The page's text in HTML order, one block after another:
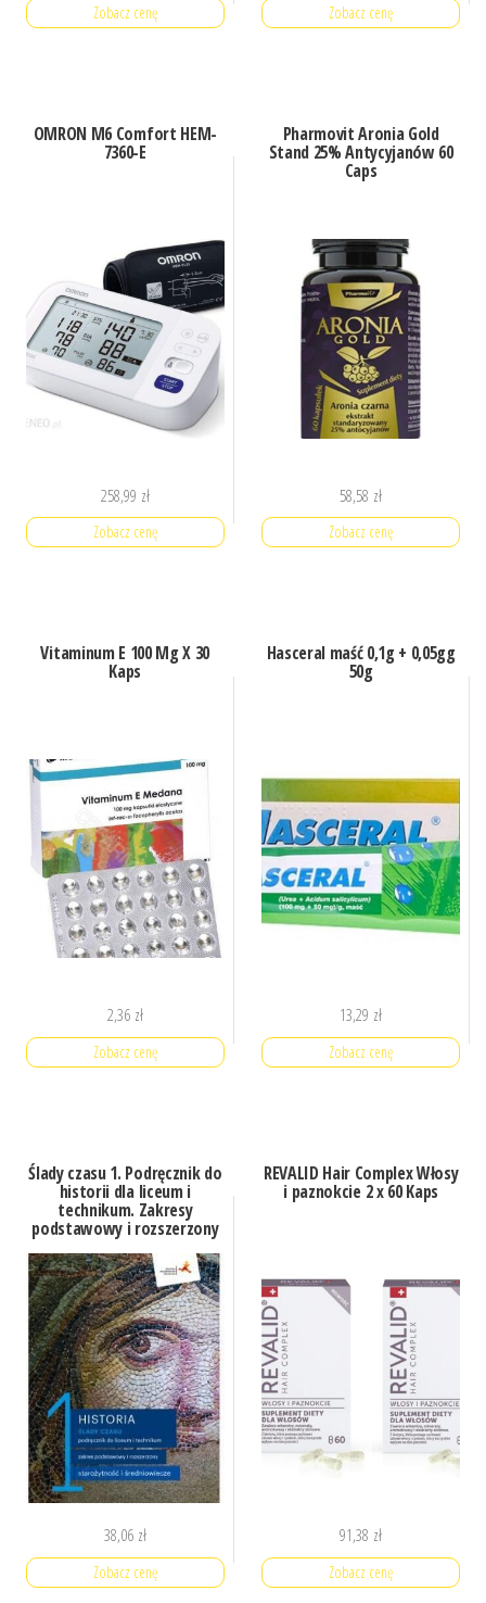
Zobacz cenę Zobacz cenę
OMRON M6 Comfort HEM-
7360-E
258,99 zł
Zobacz cenę
Pharmovit Aronia Gold
Stand 25% Antycyjanów 60
Caps
58,58 zł
Zobacz cenę
Vitaminum E 100 Mg X 30
Kaps
2,36 zł
Zobacz cenę
Hasceral maść 0,1g + 0,05gg
50g
13,29 zł
Zobacz cenę
Ślady czasu 1. Podręcznik do
historii dla liceum i
technikum. Zakresy
podstawowy i rozszerzony
38,06 zł
Zobacz cenę
REVALID Hair Complex Włosy
i paznokcie 2 x 60 Kaps
91,38 zł
Zobacz cenę